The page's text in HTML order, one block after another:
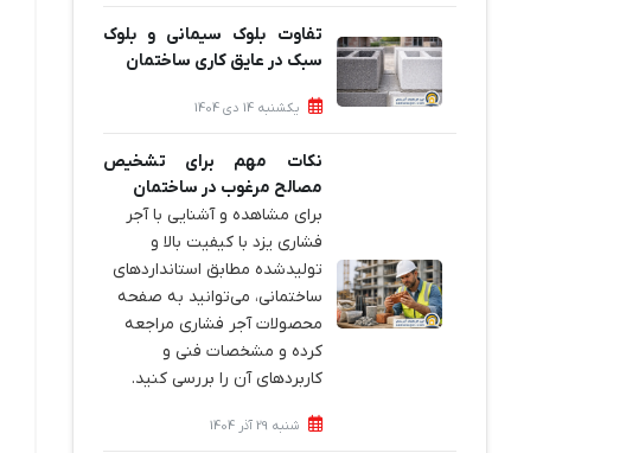
تفاوت بلوک سیمانی و بلوک
سبک در عایق کاری ساختمان
یکشنبه 14 دی 1404
نکات مهم برای تشخیص
مصالح مرغوب در ساختمان
برای مشاهده و آشنایی با آجر
فشاری یزد با کیفیت بالا و
تولیدشده مطابق استانداردهای
ساختمانی، می‌توانید به صفحه
محصولات آجر فشاری مراجعه
کرده و مشخصات فنی و
کاربردهای آن را بررسی کنید.
شنبه 29 آذر 1404